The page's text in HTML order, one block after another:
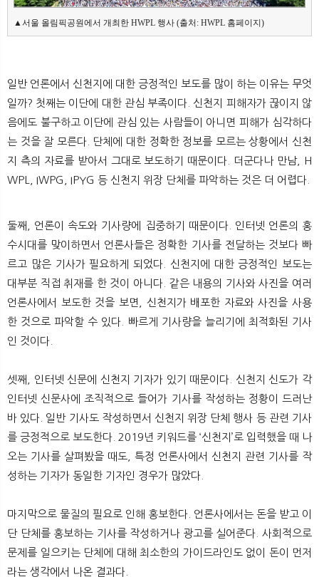
▲서울 올림픽공원에서 개최한 HWPL 행사 (출처: HWPL 홈페이지)
일반 언론에서 신천지에 대한 긍정적인 보도를 많이 하는 이유는 무엇
일까? 첫째는 이단에 대한 관심 부족이다. 신천지 피해자가 끊이지 않
음에도 불구하고 이단에 관심 있는 사람들이 아니면 피해가 심각하다
는 것을 잘 모른다. 단체에 대한 정확한 정보를 모르는 상황에서 신천
지 측의 자료를 받아서 그대로 보도하기 때문이다. 더군다나 만남, H
WPL, IWPG, IPYG 등 신천지 위장 단체를 파악하는 것은 더 어렵다.
둘째, 언론이 속도와 기사량에 집중하기 때문이다. 인터넷 언론의 홍
수시대를 맞이하면서 언론사들은 정확한 기사를 전달하는 것보다 빠
르고 많은 기사가 필요하게 되었다. 신천지에 대한 긍정적인 보도는
대부분 직접 취재를 한 것이 아니다. 같은 내용의 기사와 사진을 여러
언론사에서 보도한 것을 보면, 신천지가 배포한 자료와 사진을 사용
한 것으로 파악할 수 있다. 빠르게 기사량을 늘리기에 최적화된 기사
인 것이다.
셋째, 인터넷 신문에 신천지 기자가 있기 때문이다. 신천지 신도가 각
인터넷 신문사에 조직적으로 들어가 기사를 작성하는 정황이 드러난
바 있다. 일반 기사도 작성하면서 신천지 위장 단체 행사 등 관련 기사
를 긍정적으로 보도한다. 2019년 키워드를 ‘신천지’로 입력했을 때 나
오는 기사를 살펴봤을 때도, 특정 언론사에서 신천지 관련 기사를 작
성하는 기자가 동일한 기자인 경우가 많았다.
마지막으로 물질의 필요로 인해 홍보한다. 언론사에서는 돈을 받고 이
단 단체를 홍보하는 기사를 작성하거나 광고를 실어준다. 사회적으로
문제를 일으키는 단체에 대해 최소한의 가이드라인도 없이 돈이 먼저
라는 생각에서 나온 결과다.